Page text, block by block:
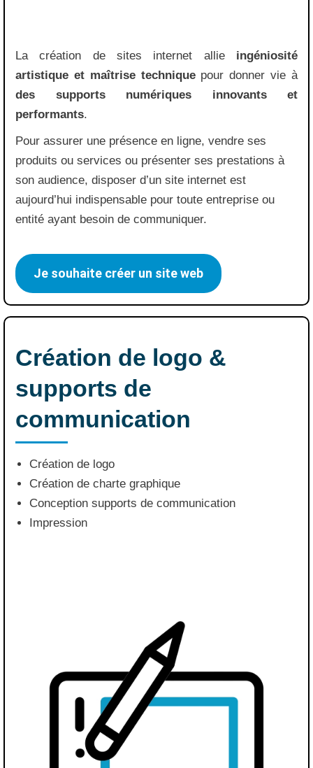
La création de sites internet allie ingéniosité
artistique et maîtrise techniquepour donner vie à
des supports numériques innovants et
performants.
Pour assurer une présence en ligne, vendre ses
produits ou services ou présenter ses prestations à
son audience, disposer d’un site internet est
aujourd’hui indispensable pour toute entreprise ou
entité ayant besoin de communiquer.
Je souhaite créer un site web
Création de logo &
supports de
communication
Création de logo
Création de charte graphique
Conception supports de communication
Impression